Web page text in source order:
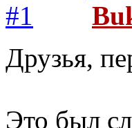
Друзья,
Это был